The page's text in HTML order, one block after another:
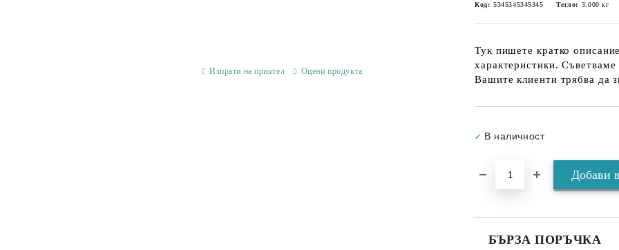
Код: 5345345345345 Тегло: 3.000 кг
Тук пишете кратко
характеристики.
Вашите клиенти трябва да
✓ В наличност
БЪРЗА ПОРЪЧКА
Изпрати на приятел Оцени продукта